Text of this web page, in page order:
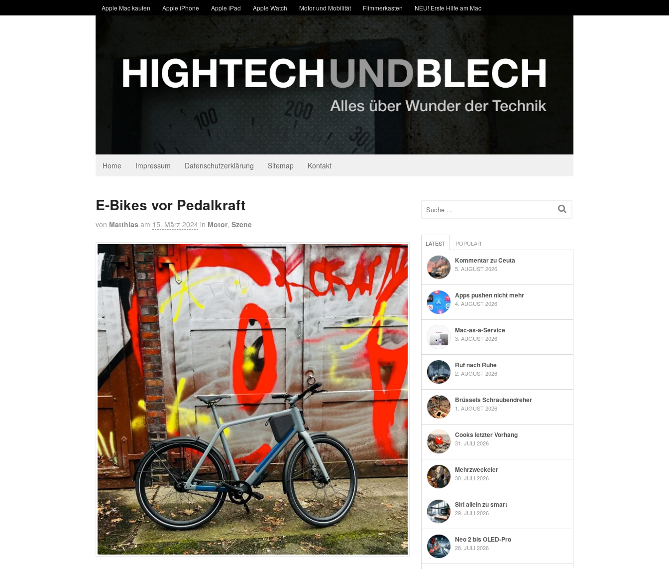
Apple Mac kaufen Apple iPhone Apple iPad Apple Watch Motor und Mobilität Flimmerkasten NEU! Erste Hilfe am Mac
Home Impressum Datenschutzerklärung Sitemap Kontakt
E-Bikes vor Pedalkraft
von Matthias am 15. März 2024 in Motor, Szene
LATEST POPULAR
Kommentar zu Ceuta
5. AUGUST 2026
Apps pushen nicht mehr
4. AUGUST 2026
Mac-as-a-Service
3. AUGUST 2026
Ruf nach Ruhe
2. AUGUST 2026
Brüssels Schraubendreher
1. AUGUST 2026
Cooks letzter Vorhang
31. JULI 2026
Mehrzweckeier
30. JULI 2026
Siri allein zu smart
29. JULI 2026
Neo 2 bis OLED-Pro
28. JULI 2026